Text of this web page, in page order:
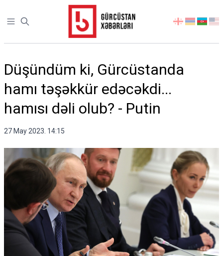
Open sidebar
აირჩიეთ
Düşündüm ki, Gürcüstanda
hamı təşəkkür edəcəkdi...
hamısı dəli olub? - Putin
27 May 2023. 14:15